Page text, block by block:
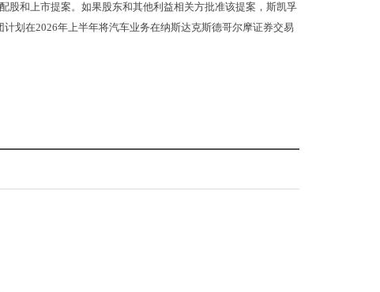
股和上市提案。如果股东和其他利益相关方批准该提案，斯凯孚
划在2026年上半年将汽车业务在纳斯达克斯德哥尔摩证券交易